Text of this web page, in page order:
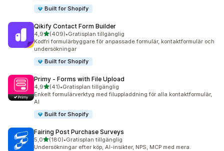
Built for Shopify
Qikify Contact Form Builder
4,9av 5 stjärnor
(409)
409 recensioner totalt
•Gratisplan tillgänglig
Kodfri formulärbyggare för anpassade formulär, kontaktformulär och
undersökningar
Built for Shopify
Primy ‑ Forms with File Upload
4,9av 5 stjärnor
(41)
41 recensioner totalt
•Gratisplan tillgänglig
Enkelt formulärverktyg med filuppladdning för alla kontaktformulär,
AI
Built for Shopify
Fairing Post Purchase Surveys
5,0av 5 stjärnor
(180)
180 recensioner totalt
•Gratisplan tillgänglig
Undersökningar efter köp, AI-insikter, NPS, MCP med mera.